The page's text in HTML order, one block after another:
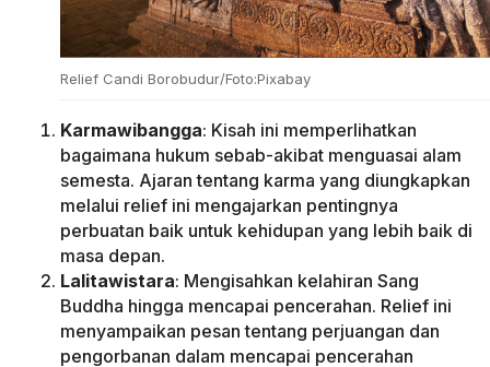
Relief Candi Borobudur/Foto:Pixabay
Karmawibangga: Kisah ini memperlihatkan
bagaimana hukum sebab-akibat menguasai alam
semesta. Ajaran tentang karma yang diungkapkan
melalui relief ini mengajarkan pentingnya
perbuatan baik untuk kehidupan yang lebih baik di
masa depan.
Lalitawistara: Mengisahkan kelahiran Sang
Buddha hingga mencapai pencerahan. Relief ini
menyampaikan pesan tentang perjuangan dan
pengorbanan dalam mencapai pencerahan